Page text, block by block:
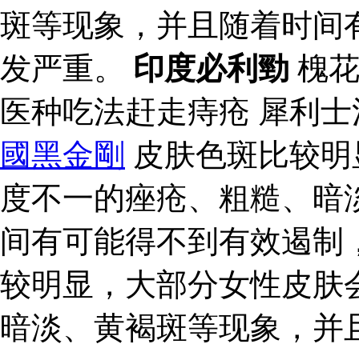
斑等现象，并且随着时间
发严重。 印度必利勁 槐
医种吃法赶走痔疮 犀利
國黑金剛 皮肤色斑比较
度不一的痤疮、粗糙、
间有可能得不到有效遏
较明显，大部分女性皮肤
暗淡、黄褐斑等现象，